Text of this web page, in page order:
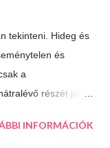
tekinteni. Hideg és
és
a
részét jól is
sötétedik, ha
INFORMÁCIÓK